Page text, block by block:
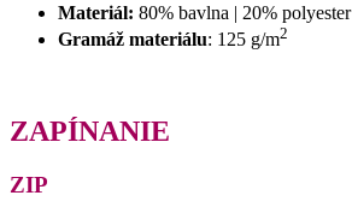
Materiál: 80% bavlna | 20% polyester
Gramáž materiálu: 125 g/m2
ZAPÍNANIE
ZIP